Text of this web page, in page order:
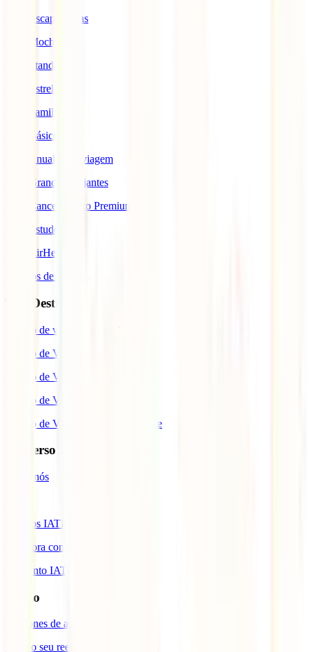
IATI Escapadinhas
IATI Mochileiro
IATI Standard
IATI Estrela
IATI Familia
IATI Básico
IATI Anual Multiviagem
IATI Grandes Viajantes
IATI Cancelamento Premium
IATI Estudos
IATI AirHelp
Seguros de Viagem
Top Destinos
Seguro de viagem para o Japão
Seguro de Viagem para os EUA
Seguro de Viagem para o Brasil
Seguro de Viagem para Tailândia
Seguro de Viagem para Cabo Verde
Universo IATI
Sobre nós
Prémios IATI
Colabora com a IATI
Desconto IATI
Apoio
Telefones de assistência
Gerir o seu reembolso